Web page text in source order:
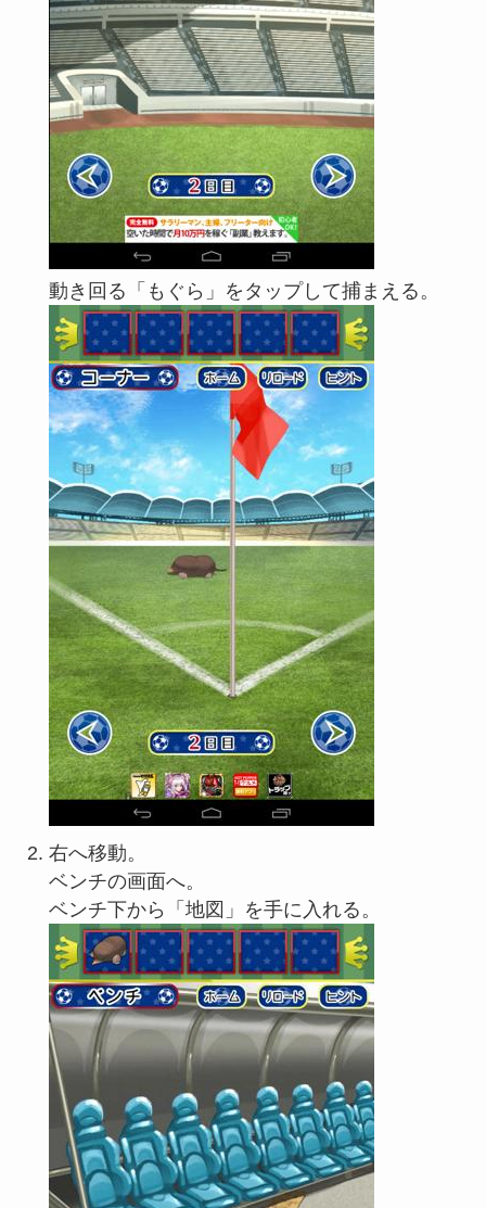
動き回る「もぐら」をタップして捕まえる。
右へ移動。
ベンチの画面へ。
ベンチ下から「地図」を手に入れる。